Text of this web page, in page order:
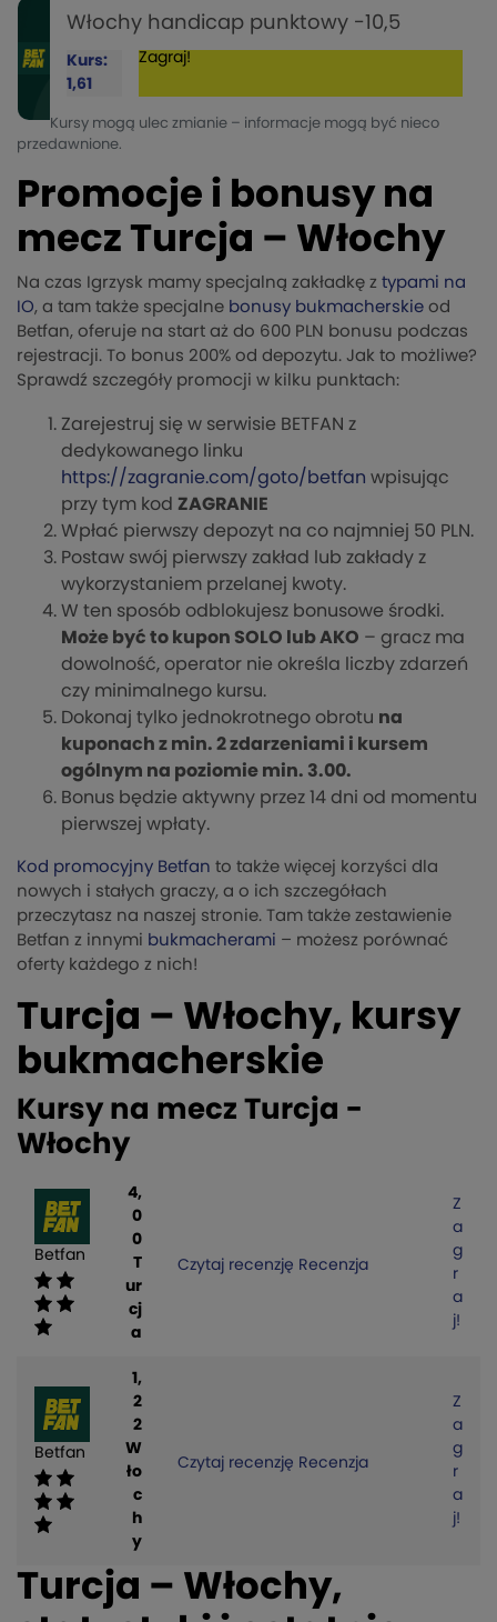
Włochy handicap punktowy -10,5
Kurs:
1,61
Zagraj!
Kursy mogą ulec zmianie – informacje mogą być nieco
przedawnione.
Promocje i bonusy na
mecz Turcja – Włochy
Na czas Igrzysk mamy specjalną zakładkę z typami na
IO, a tam także specjalne bonusy bukmacherskie od
Betfan, oferuje na start aż do 600 PLN bonusu podczas
rejestracji. To bonus 200% od depozytu. Jak to możliwe?
Sprawdź szczegóły promocji w kilku punktach:
Zarejestruj się w serwisie BETFAN z
dedykowanego linku
https://zagranie.com/goto/betfan wpisując
przy tym kod ZAGRANIE
Wpłać pierwszy depozyt na co najmniej 50 PLN.
Postaw swój pierwszy zakład lub zakłady z
wykorzystaniem przelanej kwoty.
W ten sposób odblokujesz bonusowe środki.
Może być to kupon SOLO lub AKO – gracz ma
dowolność, operator nie określa liczby zdarzeń
czy minimalnego kursu.
Dokonaj tylko jednokrotnego obrotu na
kuponach z min. 2 zdarzeniami i kursem
ogólnym na poziomie min. 3.00.
Bonus będzie aktywny przez 14 dni od momentu
pierwszej wpłaty.
Kod promocyjny Betfan to także więcej korzyści dla
nowych i stałych graczy, a o ich szczegółach
przeczytasz na naszej stronie. Tam także zestawienie
Betfan z innymi bukmacherami – możesz porównać
oferty każdego z nich!
Turcja – Włochy, kursy
bukmacherskie
Kursy na mecz Turcja -
Włochy
Betfan
4,
0
0
T
ur
cj
a
Czytaj recenzję Recenzja
Z
a
g
r
a
j!
Betfan
1,
2
2
W
ło
c
h
y
Czytaj recenzję Recenzja
Z
a
g
r
a
j!
Turcja – Włochy,